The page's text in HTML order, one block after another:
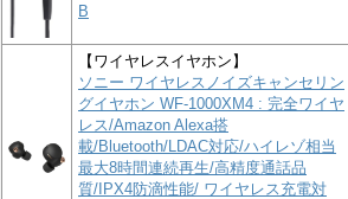
B
【ワイヤレスイヤホン】
ソニー ワイヤレスノイズキャンセリン
グイヤホン WF-1000XM4 : 完全ワイヤ
レス/Amazon Alexa搭
載/Bluetooth/LDAC対応/ハイレゾ相当
最大8時間連続再生/高精度通話品
質/IPX4防滴性能/ ワイヤレス充電対